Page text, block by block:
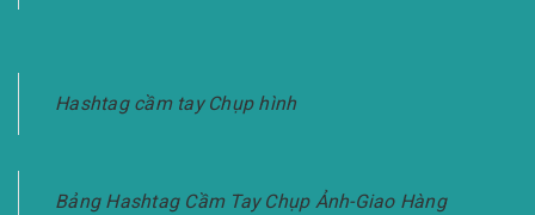
Hashtag cầm tay Chụp hình
Bảng Hashtag Cầm Tay Chụp Ảnh-Giao Hàng